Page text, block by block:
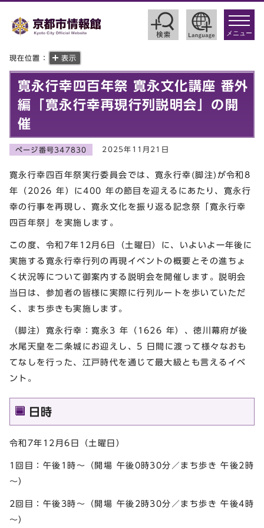
toggle
メニュー
現在位置： 表示
寛永行幸四百年祭 寛永文化講座 番外
編「寛永行幸再現行列説明会」の開
催
ページ番号347830 2025年11月21日
寛永行幸四百年祭実行委員会では、寛永行幸(脚注)が令和8
年（2026 年）に400 年の節目を迎えるにあたり、寛永行
幸の行事を再現し、寛永文化を振り返る記念祭「寛永行幸
四百年祭」を実施します。
この度、令和7年12月6日（土曜日）に、いよいよ一年後に
実施する寛永行幸行列の再現イベントの概要とその進ちょ
く状況等について御案内する説明会を開催します。説明会
当日は、参加者の皆様に実際に行列ルートを歩いていただ
く、まち歩きも実施します。
（脚注）寛永行幸：寛永3 年（1626 年）、徳川幕府が後
水尾天皇を二条城にお迎えし、5 日間に渡って様々なおも
てなしを行った、江戸時代を通じて最大級とも言えるイベ
ント。
日時
令和7年12月6日（土曜日）
1回目：午後1時～（開場 午後0時30分／まち歩き 午後2時
～）
2回目：午後3時～（開場 午後2時30分／まち歩き 午後4時
～）